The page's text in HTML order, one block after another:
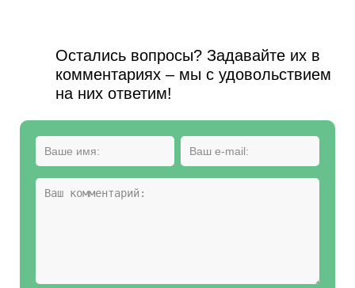
Остались вопросы? Задавайте их в
комментариях – мы с удовольствием
на них ответим!